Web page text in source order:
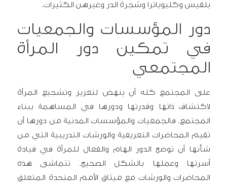
بلقيس وكليوباترا وشجرة الدر وغيرهن الكثيرات.
دور المؤسسات والجمعيات
في تمكين دور المرأة
المجتمعي
على المجتمع كله أن ينهض لتعزيز وتشجيع المرأة
لاكتشاف ذاتها وقدرتها ودورها في المساهمة ببناء
المجتمع. فالجمعيات والمؤسسات المدنية من دورها أن
تقيم المحاضرات التعريفية والورشات التدريبية التي من
شأنها أن توضح الدور الهام والفعال للمرأة في قيادة
أسرتها وعملها بالشكل الصحيح. تتماشى هذه
المحاضرات والورشات مع ميثاق الأمم المتحدة المتعلق